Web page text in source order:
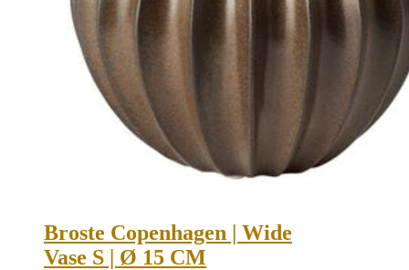
Broste Copenhagen | Wide
Vase S | Ø 15 CM